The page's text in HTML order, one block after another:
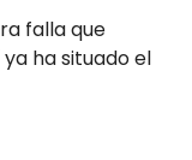
falla que
ha situado el